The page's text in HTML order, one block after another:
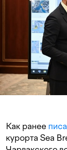
Как ранее
курорта Sea